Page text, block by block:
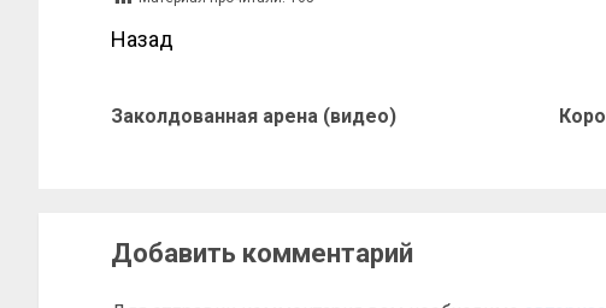
Назад
Заколдованная арена (видео)
Добавить комментарий